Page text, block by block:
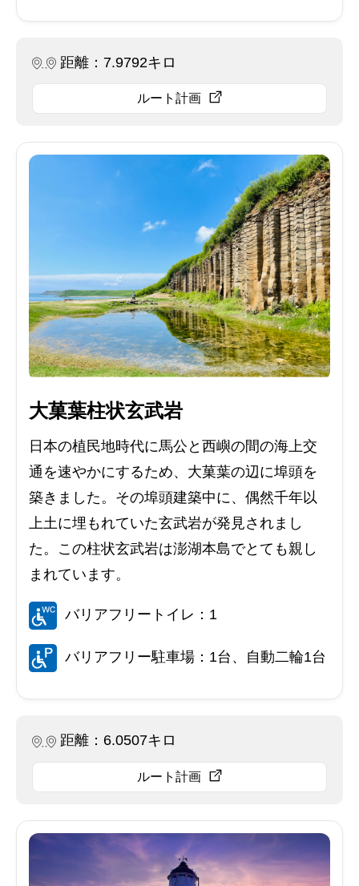
距離：7.9792キロ
ルート計画
大菓葉柱状玄武岩
日本の植民地時代に馬公と西嶼の間の海上交
通を速やかにするため、大菓葉の辺に埠頭を
築きました。その埠頭建築中に、偶然千年以
上土に埋もれていた玄武岩が発見されまし
た。この柱状玄武岩は澎湖本島でとても親し
まれています。
バリアフリートイレ：1
バリアフリー駐車場：1台、自動二輪1台
距離：6.0507キロ
ルート計画